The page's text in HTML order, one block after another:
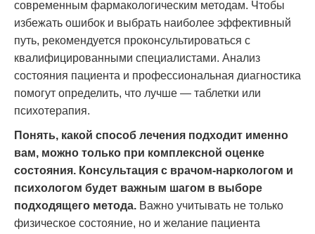
современным фармакологическим методам. Чтобы
избежать ошибок и выбрать наиболее эффективный
путь, рекомендуется проконсультироваться с
квалифицированными специалистами. Анализ
состояния пациента и профессиональная диагностика
помогут определить, что лучше — таблетки или
психотерапия.
Понять, какой способ лечения подходит именно
вам, можно только при комплексной оценке
состояния. Консультация с врачом-наркологом и
психологом будет важным шагом в выборе
подходящего метода. Важно учитывать не только
физическое состояние, но и желание пациента